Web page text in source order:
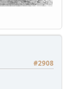
#2908